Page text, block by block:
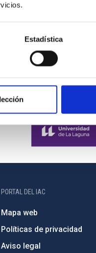
Estadística
La Orotava
PORTAL DEL IAC
Mapa web
Políticas de privacidad
Aviso legal